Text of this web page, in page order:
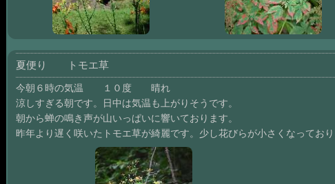
夏便り トモエ草
今朝６時の気温 １０度 晴れ
涼しすぎる朝です。日中は気温も上がりそうです。
朝から蝉の鳴き声が山いっぱいに響いております。
昨年より遅く咲いたトモエ草が綺麗です。少し花びらが小さくなってお